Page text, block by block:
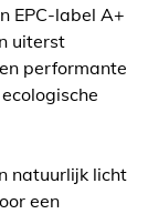
EPC-label A+
uiterst
performante
natuurlijk licht
een